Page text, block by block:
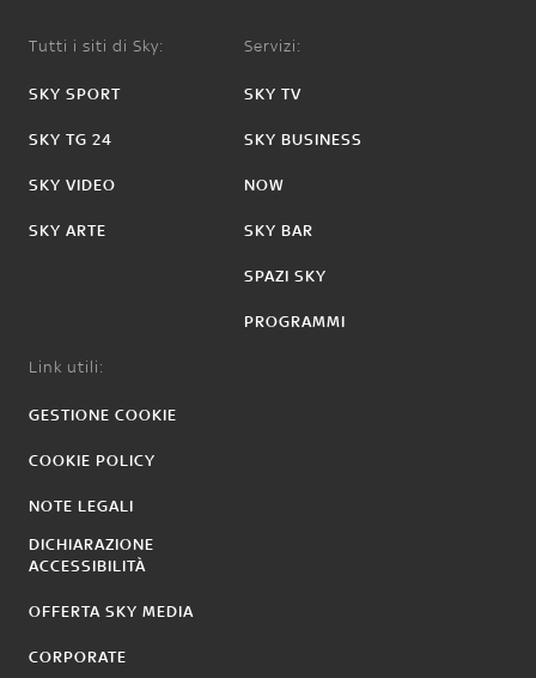
Tutti i siti di Sky:
SKY SPORT
SKY TG 24
SKY VIDEO
SKY ARTE
Servizi:
SKY TV
SKY BUSINESS
NOW
SKY BAR
SPAZI SKY
PROGRAMMI
Link utili:
GESTIONE COOKIE
COOKIE POLICY
NOTE LEGALI
DICHIARAZIONE
ACCESSIBILITÀ
OFFERTA SKY MEDIA
CORPORATE